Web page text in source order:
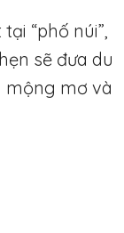
“phố núi”,
sẽ đưa du
mộng mơ và